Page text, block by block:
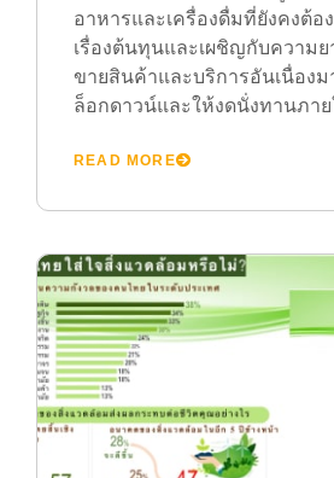
อาหารและเครื่องดื่มที่ยังคงต้อ
เรื่องต้นทุนและเผชิญกับความย
ขายสินค้าและบริการอันเนื่องม
ล็อกดาวน์และให้งดนั่งทานภาย
READ MORE